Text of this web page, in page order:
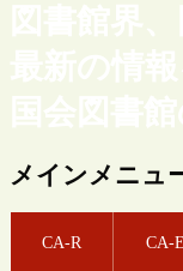
図書館界
最新の情
国会図書
メインメニュ
CA-R CA-E